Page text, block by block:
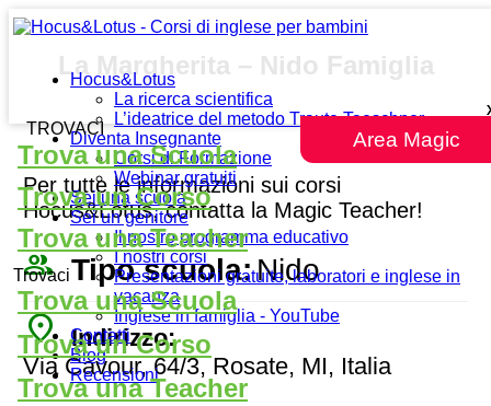
Hocus&Lotus
La ricerca scientifica
L’ideatrice del metodo Traute Taeschner
Diventa Insegnante
Corsi di Formazione
Webinar gratuiti
Sei una scuola
Sei un genitore
Il nostro programma educativo
I nostri corsi
Presentazioni gratuite, laboratori e inglese in
vacanza
Inglese in famiglia - YouTube
Contatti
Blog
Recensioni
Area Magic
TROVACI
Trova una Scuola
Trova un Corso
Trova una Teacher
Trovaci
Trova una Scuola
Trova un Corso
Trova una Teacher
La Margherita – Nido Famiglia
Per tutte le informazioni sui corsi
Hocus&Lotus, contatta la Magic Teacher!
people_outline Tipo scuola:Nido
place Indirizzo:
Via Cavour, 64/3, Rosate, MI, Italia